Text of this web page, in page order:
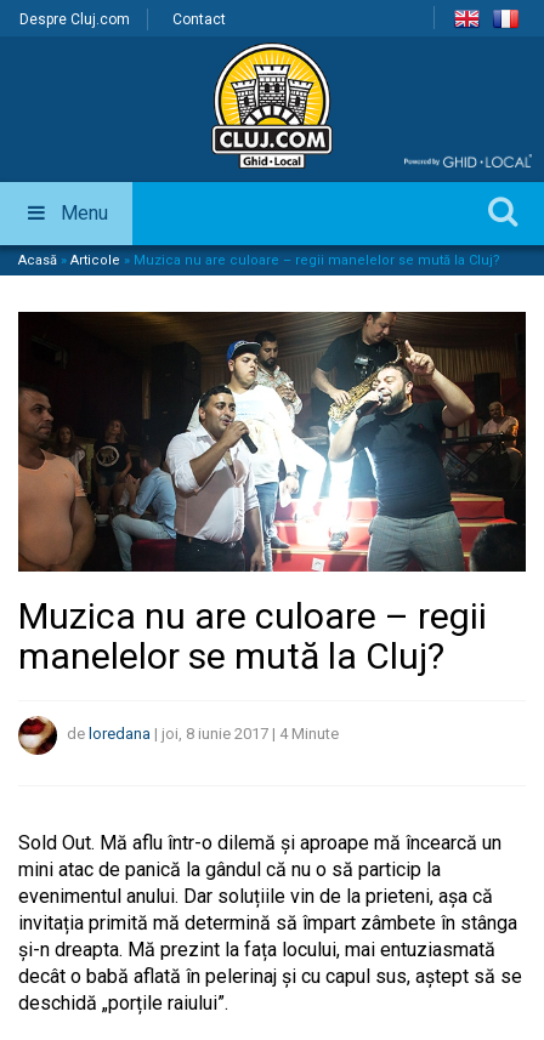
Despre Cluj.com Contact
Menu
Acasă » Articole » Muzica nu are culoare – regii manelelor se mută la Cluj?
Muzica nu are culoare – regii
manelelor se mută la Cluj?
de loredana | joi, 8 iunie 2017 | 4 Minute
Sold Out. Mă aflu într-o dilemă și aproape mă încearcă un
mini atac de panică la gândul că nu o să particip la
evenimentul anului. Dar soluțiile vin de la prieteni, așa că
invitația primită mă determină să împart zâmbete în stânga
și-n dreapta. Mă prezint la fața locului, mai entuziasmată
decât o babă aflată în pelerinaj și cu capul sus, aștept să se
deschidă „porțile raiului”.